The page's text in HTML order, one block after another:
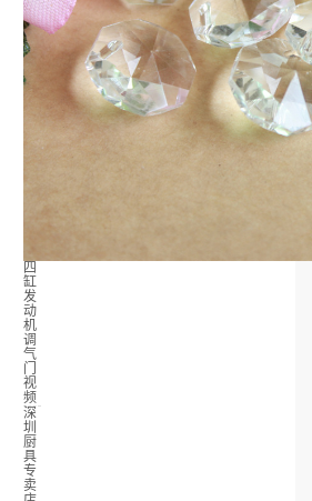
四
缸
发
动
机
调
气
门
视
频
深
圳
厨
具
专
卖